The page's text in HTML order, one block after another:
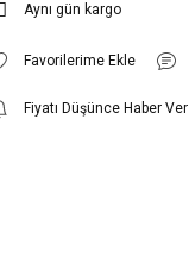
Aynı gün kargo
Fiyatı Düşünce Haber Ver